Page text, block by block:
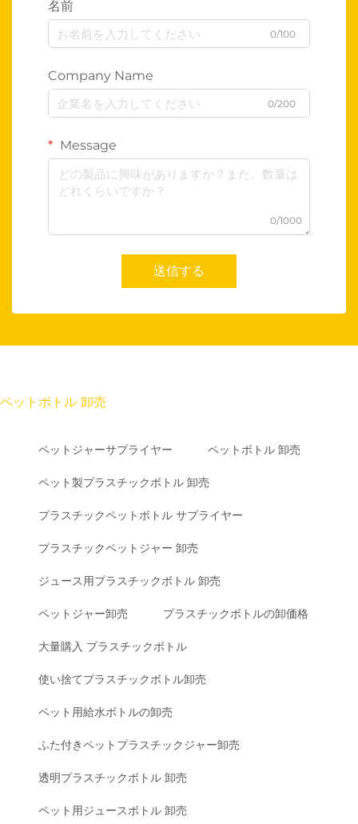
名前
0/100
Company Name
0/200
Message
0/1000
送信する
ペットボトル 卸売
ペットジャーサプライヤー ペットボトル 卸売
ペット製プラスチックボトル 卸売
プラスチックペットボトル サプライヤー
プラスチックペットジャー 卸売
ジュース用プラスチックボトル 卸売
ペットジャー卸売 プラスチックボトルの卸価格
大量購入 プラスチックボトル
使い捨てプラスチックボトル卸売
ペット用給水ボトルの卸売
ふた付きペットプラスチックジャー卸売
透明プラスチックボトル 卸売
ペット用ジュースボトル 卸売